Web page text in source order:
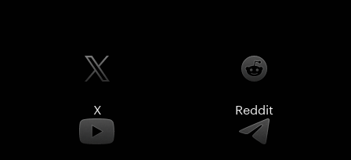
X Reddit